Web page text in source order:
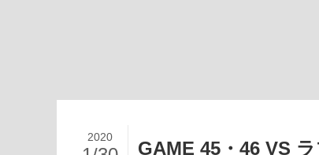
GAME 45・46 VS
2020